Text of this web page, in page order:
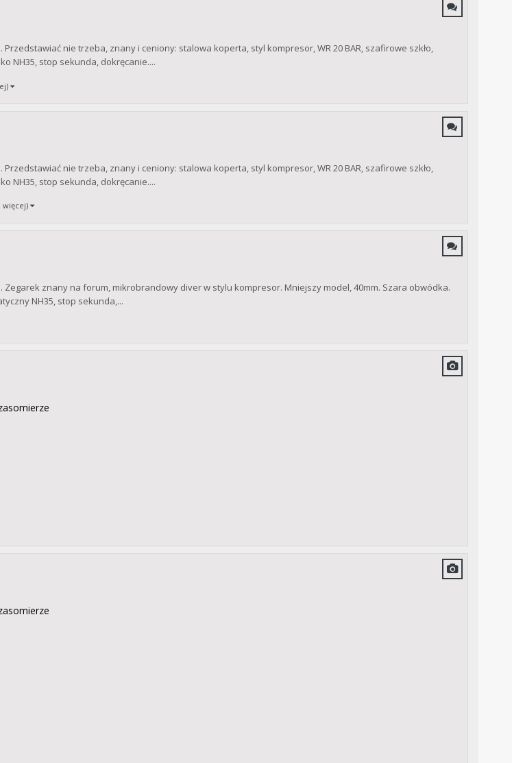
nie trzeba, znany i ceniony: stalowa koperta, styl kompresor, WR 20 BAR, szafirowe szkło,
NH35, stop sekunda, dokręcanie....
nie trzeba, znany i ceniony: stalowa koperta, styl kompresor, WR 20 BAR, szafirowe szkło,
NH35, stop sekunda, dokręcanie....
więcej)
znany na forum, mikrobrandowy diver w stylu kompresor. Mniejszy model, 40mm. Szara obwódka.
NH35, stop sekunda,...